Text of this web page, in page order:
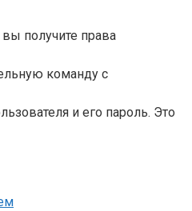
получите права
команду с
и его пароль. Это